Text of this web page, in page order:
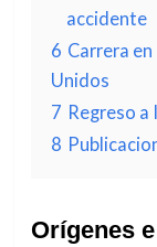
accidente
6 Carrera
Unidos
7 Regreso
8
Orígenes